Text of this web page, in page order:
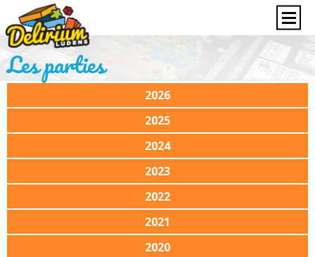
Les parties
2026
2025
2024
2023
2022
2021
2020